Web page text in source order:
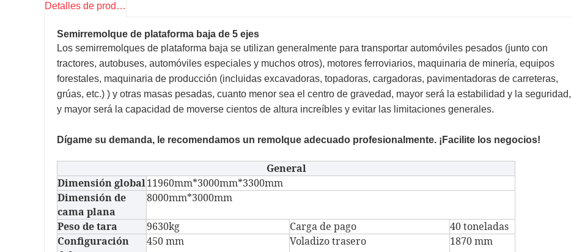
Detalles de producto
Semirremolque de plataforma baja de 5 ejes
Los semirremolques de plataforma baja se utilizan generalmente para transportar automóviles pesados ​​(junto con
tractores, autobuses, automóviles especiales y muchos otros), motores ferroviarios, maquinaria de minería, equipos
forestales, maquinaria de producción (incluidas excavadoras, topadoras, cargadoras, pavimentadoras de carreteras,
grúas, etc.) ) y otras masas pesadas, cuanto menor sea el centro de gravedad, mayor será la estabilidad y la seguridad,
y mayor será la capacidad de moverse cientos de altura increíbles y evitar las limitaciones generales.
Dígame su demanda, le recomendamos un remolque adecuado profesionalmente. ¡Facilite los negocios!
General
Dimensión global11960mm*3000mm*3300mm
Dimensión de
cama plana
8000mm*3000mm
Peso de tara 9630kg Carga de pago
40 toneladas
Configuración
450 mm Voladizo trasero 1870 mm